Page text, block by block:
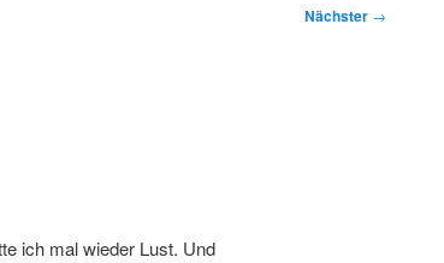
Nächster →
ich mal wieder Lust. Und